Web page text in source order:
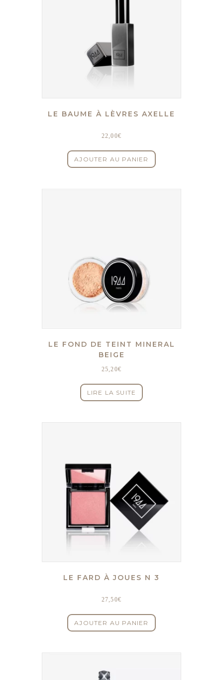
LE BAUME À LÈVRES AXELLE
22,00€
AJOUTER AU PANIER
LE FOND DE TEINT MINERAL
BEIGE
25,20€
LIRE LA SUITE
LE FARD À JOUES N 3
27,50€
AJOUTER AU PANIER